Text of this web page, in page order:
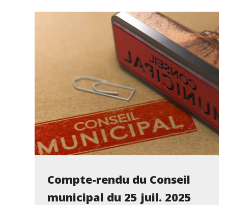
Compte-rendu du Conseil
municipal du 25 juil. 2025